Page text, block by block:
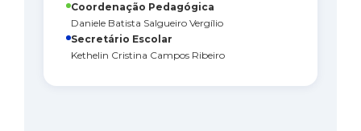
Coordenação Pedagógica
Daniele Batista Salgueiro Vergílio
Secretário Escolar
Kethelin Cristina Campos Ribeiro